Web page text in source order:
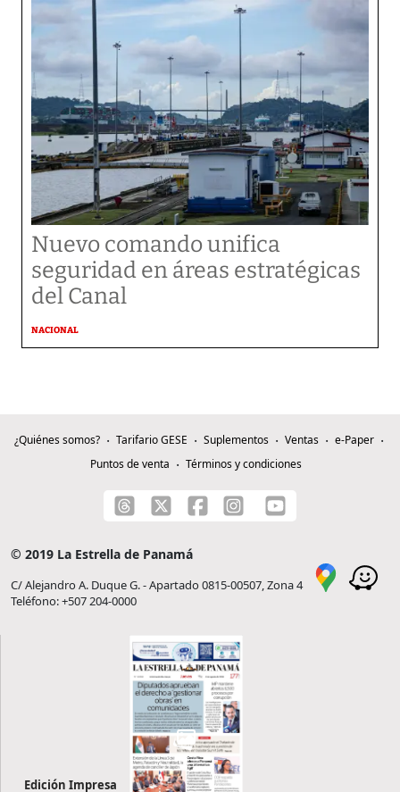
Nuevo comando unifica
seguridad en áreas estratégicas
del Canal
NACIONAL
¿Quiénes somos? Tarifario GESE Suplementos Ventas
e-Paper
Puntos de venta
Términos y condiciones
© 2019 La Estrella de Panamá
C/ Alejandro A. Duque G. - Apartado 0815-00507, Zona 4
Teléfono: +507 204-0000
Edición Impresa